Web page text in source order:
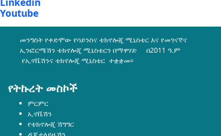
Linkedin
Youtube
መንግስት የቀድሞው የሳይንስና ቴክኖሎጂ ሚኒስቴር እና የመገናኛና
ኢንፎርሜሽን ቴክኖሎጂ ሚኒስቴርን በማዋሃድ በ2011 ዓ.ም
የኢኖቬሽንና ቴክኖሎጂ ሚኒስቴር ተቋቋመ፡፡
የትኩረት መስኮች
ምርምር
ኢኖቬሽን
የቴክኖሎጂ ሽግግር